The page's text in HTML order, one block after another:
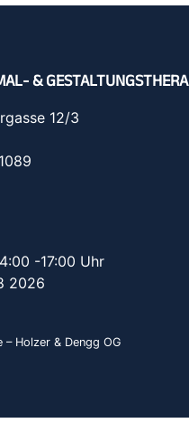
&
12/3
-17:00 Uhr
2026
Holzer & Dengg OG